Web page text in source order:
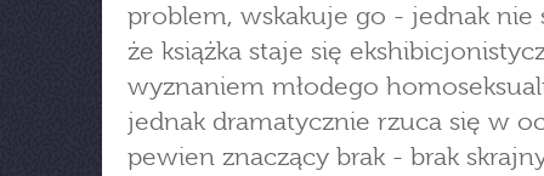
problem, wskakuje go - jednak nie
że książka staje się
wyznaniem młodego
jednak dramatycznie rzuca się w
pewien znaczący brak - brak